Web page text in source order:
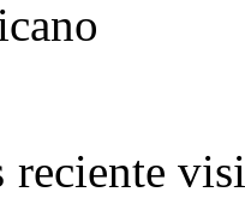
reciente